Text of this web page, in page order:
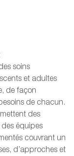
soins
et adultes
de façon
de chacun.
des
équipes
couvrant un
d’approches et